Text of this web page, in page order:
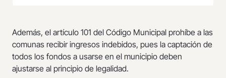
Además, el artículo 101 del Código Municipal prohíbe a las
comunas recibir ingresos indebidos, pues la captación de
todos los fondos a usarse en el municipio deben
ajustarse al principio de legalidad.